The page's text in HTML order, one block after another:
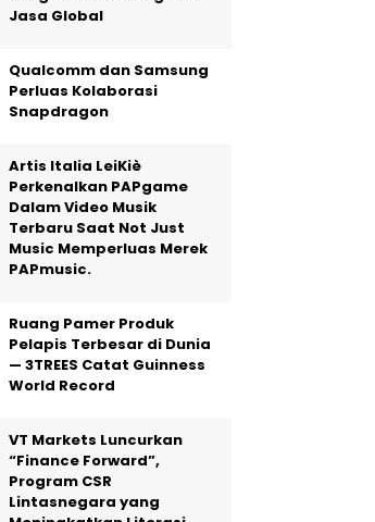
Jasa Global
Qualcomm dan Samsung
Perluas Kolaborasi
Snapdragon
Artis Italia LeiKiè
Perkenalkan PAPgame
Dalam Video Musik
Terbaru Saat Not Just
Music Memperluas Merek
PAPmusic.
Ruang Pamer Produk
Pelapis Terbesar di Dunia
— 3TREES Catat Guinness
World Record
VT Markets Luncurkan
“Finance Forward”,
Program CSR
Lintasnegara yang